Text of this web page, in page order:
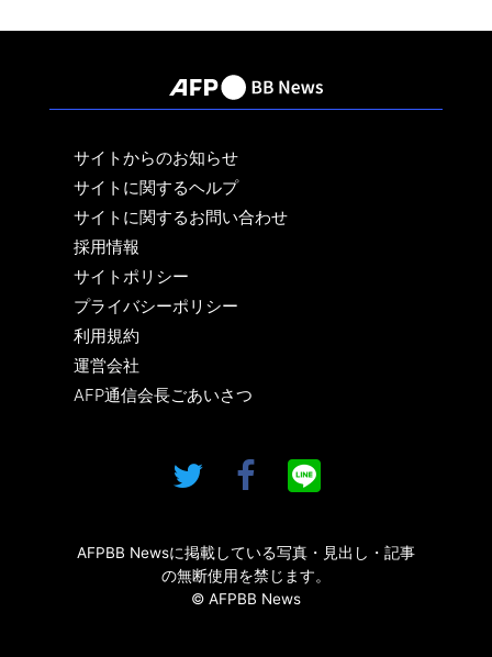
サイトからのお知らせ
サイトに関するヘルプ
サイトに関するお問い合わせ
採用情報
サイトポリシー
プライバシーポリシー
利用規約
運営会社
AFP通信会長ごあいさつ
AFPBB Newsに掲載している写真・見出し・記事
の無断使用を禁じます。
© AFPBB News